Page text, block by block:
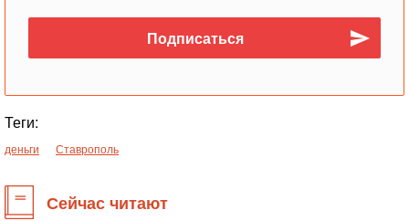
Теги:
деньги Ставрополь
Сейчас читают